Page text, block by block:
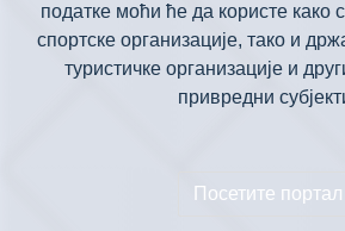
податке моћи ће да користе како
спортске организације, тако и
туристичке организације и
привредни
Посетите портал